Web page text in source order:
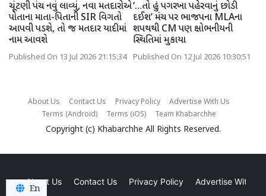
ચૂંટણી પંચ નવું લાવ્યું, નવા મતદારોએ
પોતાના માતા-પિતાની SIR વિગતો
આપવી પડશે, તો જ મતદાર યાદીમાં
નામ આવશે
Published On 13 Jul 2026 21:15:34
‘…તો હું પગરખા પહેરવાનું છોડી
દઈશ’ મંચ પર ભાજપના MLAના
શપથથી CM પણ ક્ષોભનીયની
સ્થિતિમાં મુકાયા
Published On 12 Jul 2026 10:30:51
About Us Contact Us Privacy Policy
Advertise With Us
Terms (Android)
Terms (iOS) Team Khabarchhe
Copyright (c) Khabarchhe All Rights Reserved.
About Us Contact Us Privacy Policy Advertise With Us
En